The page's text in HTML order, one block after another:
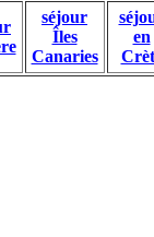
séjour
Îles
Canaries
en